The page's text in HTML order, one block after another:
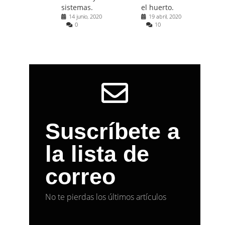
sistemas.
14 junio, 2020
0
el huerto.
19 abril, 2020
10
Suscríbete a
la lista de
correo
No te pierdas los últimos artículos